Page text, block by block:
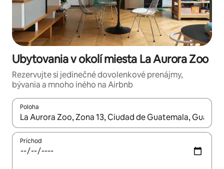
Ubytovania v okolí miesta La Aurora Zoo
Rezervujte si jedinečné dovolenkové prenájmy,
bývania a mnoho iného na Airbnb
Poloha
Keď budú výsledky k dispozícii, môžete si ich prechádzať
Príchod